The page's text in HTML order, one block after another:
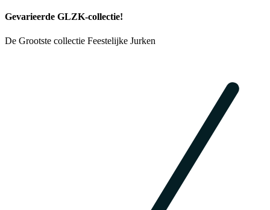
Gevarieerde GLZK-collectie!
De Grootste collectie Feestelijke Jurken